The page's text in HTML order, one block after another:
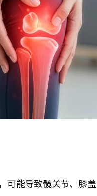
能导致髋关节、膝盖